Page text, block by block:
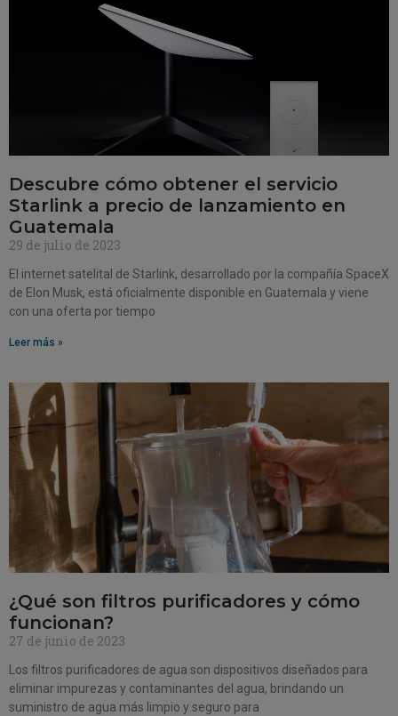
Descubre cómo obtener el servicio
Starlink a precio de lanzamiento en
Guatemala
29 de julio de 2023
El internet satelital de Starlink, desarrollado por la compañía SpaceX
de Elon Musk, está oficialmente disponible en Guatemala y viene
con una oferta por tiempo
Leer más »
¿Qué son filtros purificadores y cómo
funcionan?
27 de junio de 2023
Los filtros purificadores de agua son dispositivos diseñados para
eliminar impurezas y contaminantes del agua, brindando un
suministro de agua más limpio y seguro para